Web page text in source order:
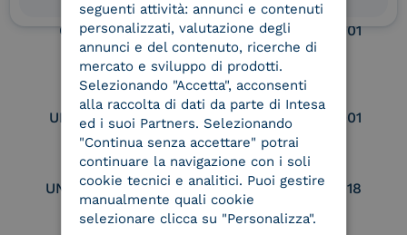
Conservatore
qualificato
UNI EN ISO 37001
UNI EN ISO 9001 UNI EN ISO 27001
UNI EN ISO 27017 UNI EN ISO 27018
seguenti attività: annunci e contenuti
personalizzati, valutazione degli
annunci e del contenuto, ricerche di
mercato e sviluppo di prodotti.
Selezionando "Accetta", acconsenti
alla raccolta di dati da parte di Intesa
ed i suoi Partners. Selezionando
"Continua senza accettare" potrai
continuare la navigazione con i soli
cookie tecnici e analitici. Puoi gestire
manualmente quali cookie
selezionare clicca su "Personalizza".